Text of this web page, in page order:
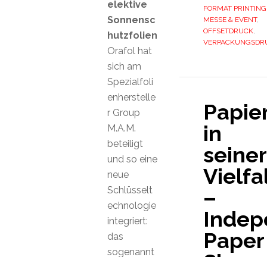
FORMAT PRINTING
MESSE & EVENT,
OFFSETDRUCK,
in
seiner
–
Paper
elektive
Sonnensc
hutzfolien
Orafol hat
sich am
Spezialfoli
enherstelle
r Group
M.A.M.
beteiligt
und so eine
neue
Schlüsselt
echnologie
integriert:
das
sogenannt